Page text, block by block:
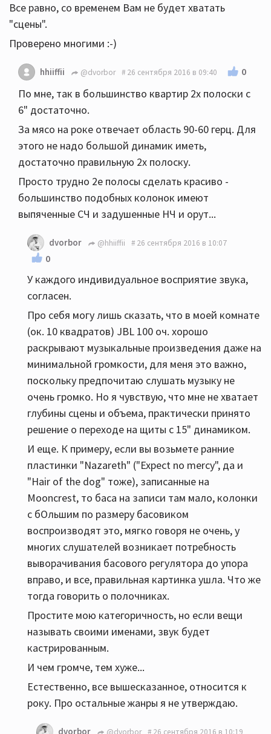
Все равно, со временем Вам не будет хватать
"сцены".
Проверено многими :-)
hhiiffii @dvorbor 26 сентября 2016 в 09:40 0
По мне, так в большинство квартир 2х полоски с
6" достаточно.
За мясо на роке отвечает область 90-60 герц. Для
этого не надо большой динамик иметь,
достаточно правильную 2х полоску.
Просто трудно 2е полосы сделать красиво -
большинство подобных колонок имеют
выпяченные СЧ и задушенные НЧ и орут...
dvorbor @hhiiffii 26 сентября 2016 в 10:07
0
У каждого индивидуальное восприятие звука,
согласен.
Про себя могу лишь сказать, что в моей комнате
(ок. 10 квадратов) JBL 100 оч. хорошо
раскрывают музыкальные произведения даже на
минимальной громкости, для меня это важно,
поскольку предпочитаю слушать музыку не
очень громко. Но я чувствую, что мне не хватает
глубины сцены и объема, практически принято
решение о переходе на щиты с 15" динамиком.
И еще. К примеру, если вы возьмете ранние
пластинки "Nazareth" ("Expect no mercy", да и
"Hair of the dog" тоже), записанные на
Mooncrest, то баса на записи там мало, колонки
с бОльшим по размеру басовиком
воспроизводят это, мягко говоря не очень, у
многих слушателей возникает потребность
выворачивания басового регулятора до упора
вправо, и все, правильная картинка ушла. Что же
тогда говорить о полочниках.
Простите мою категоричность, но если вещи
называть своими именами, звук будет
кастрированным.
И чем громче, тем хуже...
Естественно, все вышесказанное, относится к
року. Про остальные жанры я не утверждаю.
dvorbor @dvorbor 26 сентября 2016 в 10:19